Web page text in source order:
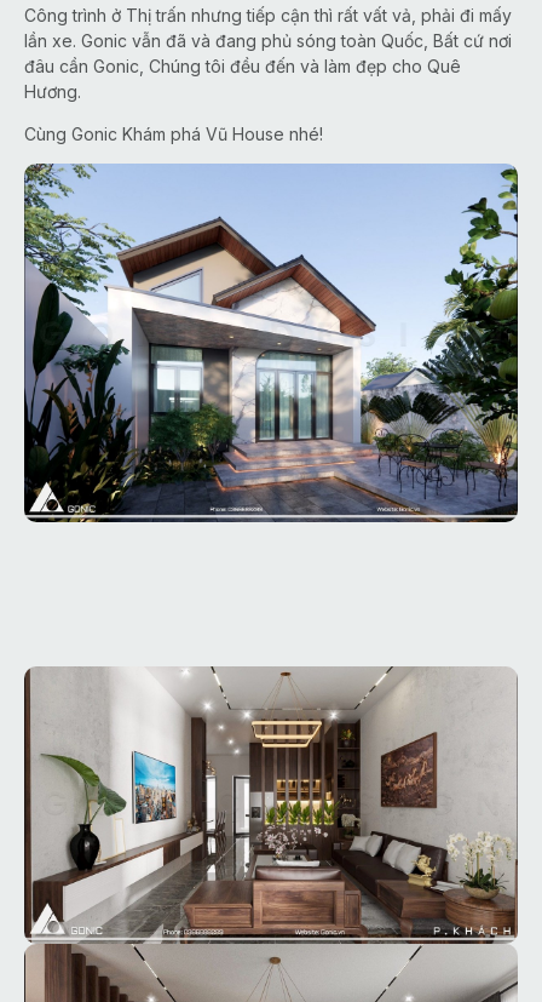
Công trình ở Thị trấn nhưng tiếp cận thì rất vất vả, phải đi mấy
lần xe. Gonic vẫn đã và đang phủ sóng toàn Quốc, Bất cứ nơi
đâu cần Gonic, Chúng tôi đều đến và làm đẹp cho Quê
Hương.
Cùng Gonic Khám phá Vũ House nhé!